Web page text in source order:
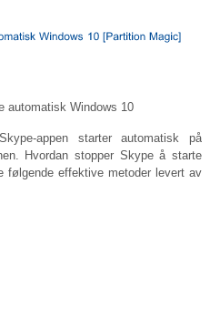
appen starter automatisk på
Hvordan stopper Skype å starte
følgende effektive metoder levert av